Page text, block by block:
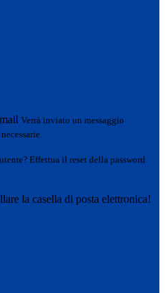
Verrà inviato un messaggio
Effettua il reset della password
la casella di posta elettronica!